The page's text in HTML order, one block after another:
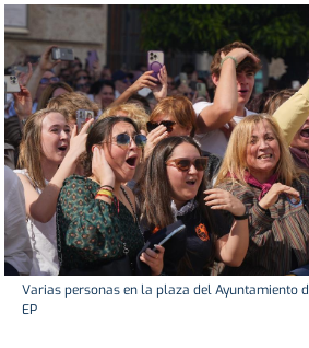
Varias personas en la plaza del Ayuntamiento
EP